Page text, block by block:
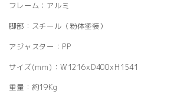
フレーム：アルミ
脚部：スチール（粉体塗装）
アジャスター：PP
サイズ(mm)：W1216xD400xH1541
重量：約19Kg